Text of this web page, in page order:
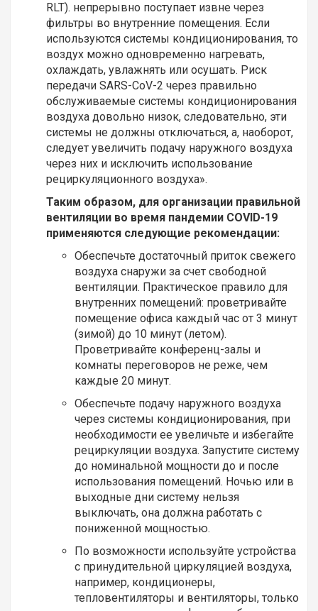
RLT). непрерывно поступает извне через
фильтры во внутренние помещения. Если
используются системы кондиционирования, то
воздух можно одновременно нагревать,
охлаждать, увлажнять или осушать. Риск
передачи SARS-CoV-2 через правильно
обслуживаемые системы кондиционирования
воздуха довольно низок, следовательно, эти
системы не должны отключаться, а, наоборот,
следует увеличить подачу наружного воздуха
через них и исключить использование
рециркуляционного воздуха».
Таким образом, для организации правильной
вентиляции во время пандемии COVID-19
применяются следующие рекомендации:
Обеспечьте достаточный приток свежего
воздуха снаружи за счет свободной
вентиляции. Практическое правило для
внутренних помещений: проветривайте
помещение офиса каждый час от 3 минут
(зимой) до 10 минут (летом).
Проветривайте конференц-залы и
комнаты переговоров не реже, чем
каждые 20 минут.
Обеспечьте подачу наружного воздуха
через системы кондиционирования, при
необходимости ее увеличьте и избегайте
рециркуляции воздуха. Запустите систему
до номинальной мощности до и после
использования помещений. Ночью или в
выходные дни систему нельзя
выключать, она должна работать с
пониженной мощностью.
По возможности используйте устройства
с принудительной циркуляцией воздуха,
например, кондиционеры,
тепловентиляторы и вентиляторы, только